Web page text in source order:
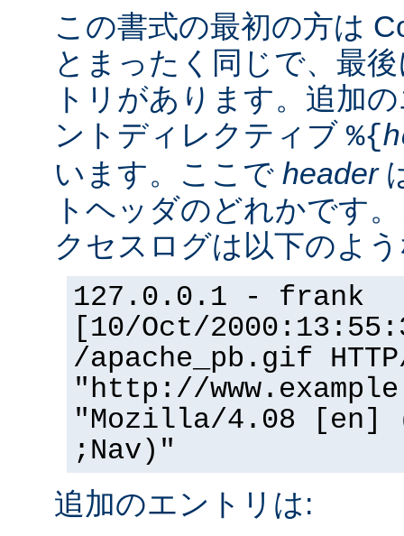
この書式の最初の方は
とまったく同じで、最
トリがあります。追加
ントディレクティブ %{
います。ここで header
トヘッダのどれかです
クセスログは以下のよ
127.0.0.1 - frank
[10/Oct/
/apache_pb.gif
"http://
"Mozilla/4.08 [en]
;Nav)"
追加のエントリは: